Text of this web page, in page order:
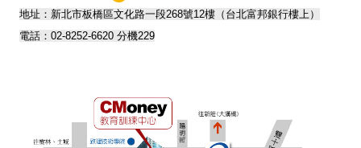
地址：新北市板橋區文化路一段268號12樓（台北富邦銀行樓上）
電話：02-8252-6620 分機229